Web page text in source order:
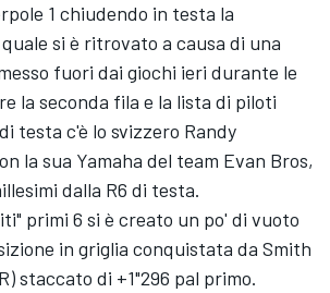
1 chiudendo in testa la
si è ritrovato a causa di una
fuori dai giochi ieri durante le
la seconda fila e la lista di piloti
testa c'è lo svizzero Randy
la sua Yamaha del team Evan Bros,
dalla R6 di testa.
primi 6 si è creato un po' di vuoto
in griglia conquistata da Smith
staccato di +1"296 pal primo.